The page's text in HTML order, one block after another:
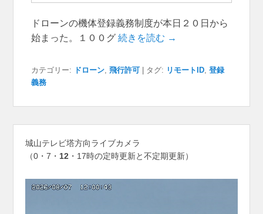
ドローンの機体登録義務制度が本日２０日から
始まった。１００グ続きを読む →
カテゴリー: ドローン,飛行許可 タグ: リモートID,登録
義務
城山テレビ塔方向ライブカメラ
（0・7・ 12 ・17時の定時更新と不定期更新）